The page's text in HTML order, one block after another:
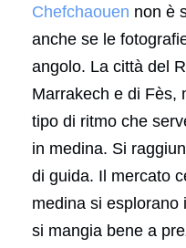
Chefchaouen non è
anche se le
angolo. La città del
Marrakech e di Fès,
tipo di ritmo che
in medina. Si
di guida. Il mercato
medina si esplorano
si mangia bene a